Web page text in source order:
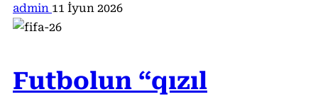
admin 11 İyun 2026
Futbolun “qızıl